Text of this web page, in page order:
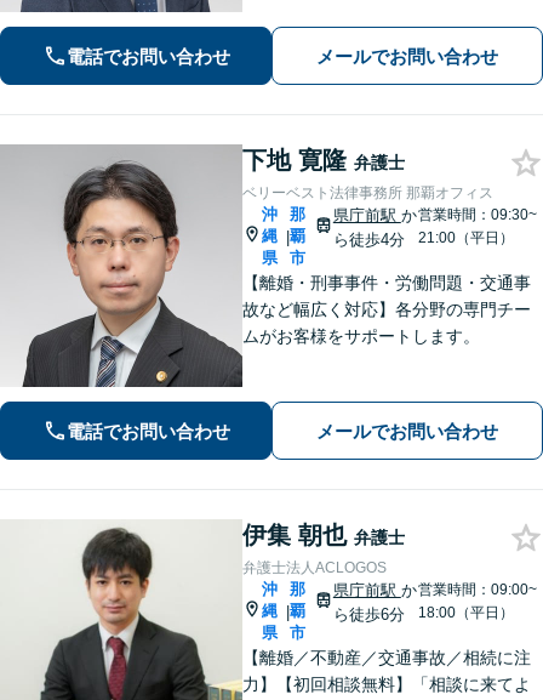
額）・明け渡し請求・立退料増額など
に対応。交渉から訴訟までお任せくだ
電話でお問い合わせ メールでお問い合わせ
下地 寛隆 弁護士
ベリーベスト法律事務所 那覇オフィス
沖
縄
県
|
那
覇
市
県庁前駅 か
ら徒歩4分
営業時間：09:30~
21:00（平日）
【離婚・刑事事件・労働問題・交通事
故など幅広く対応】各分野の専門チー
ムがお客様をサポートします。
電話でお問い合わせ メールでお問い合わせ
伊集 朝也 弁護士
弁護士法人ACLOGOS
沖
縄
県
|
那
覇
市
県庁前駅 か
ら徒歩6分
営業時間：09:00~
18:00（平日）
【離婚／不動産／交通事故／相続に注
力】【初回相談無料】「相談に来てよ